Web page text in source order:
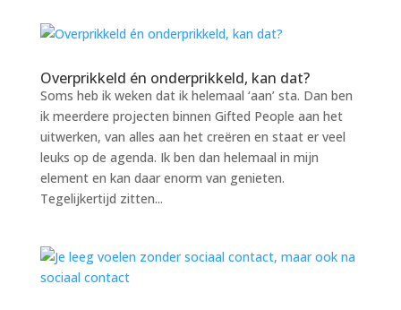
Overprikkeld én onderprikkeld, kan dat?
Soms heb ik weken dat ik helemaal ‘aan’ sta. Dan ben
ik meerdere projecten binnen Gifted People aan het
uitwerken, van alles aan het creëren en staat er veel
leuks op de agenda. Ik ben dan helemaal in mijn
element en kan daar enorm van genieten.
Tegelijkertijd zitten...